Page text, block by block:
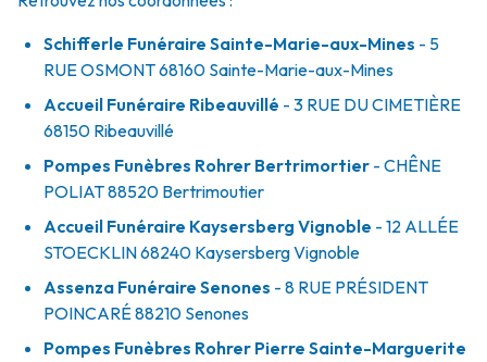
Schifferle Funéraire Sainte-Marie-aux-Mines - 5
RUE OSMONT68160 Sainte-Marie-aux-Mines
Accueil Funéraire Ribeauvillé - 3 RUE DU CIMETIÈRE
68150 Ribeauvillé
Pompes Funèbres Rohrer Bertrimortier - CHÊNE
POLIAT88520 Bertrimoutier
Accueil Funéraire Kaysersberg Vignoble - 12 ALLÉE
STOECKLIN68240 Kaysersberg Vignoble
Assenza Funéraire Senones - 8 RUE PRÉSIDENT
POINCARÉ88210 Senones
Pompes Funèbres Rohrer Pierre Sainte-Marguerite